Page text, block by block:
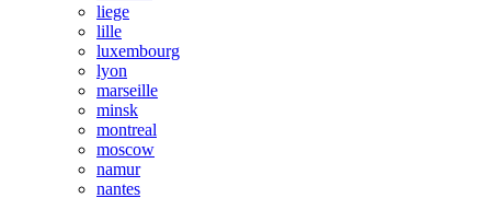
liege
lille
luxembourg
lyon
marseille
minsk
montreal
moscow
namur
nantes